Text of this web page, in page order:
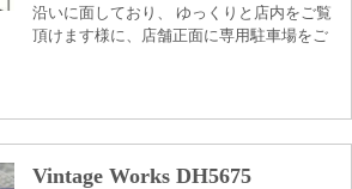
沿いに面しており、 ゆっくりと店内をご覧
頂けます様に、店舗正面に専用駐車場をご
Vintage Works DH5675